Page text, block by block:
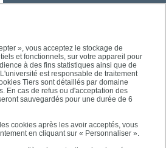
», vous acceptez le stockage de
et fonctionnels, sur votre appareil pour
à des fins statistiques ainsi que de
est responsable de traitement
Tiers sont détaillés par domaine
En cas de refus ou d'acceptation des
sauvegardés pour une durée de 6
cookies après les avoir acceptés, vous
en cliquant sur « Personnaliser ».